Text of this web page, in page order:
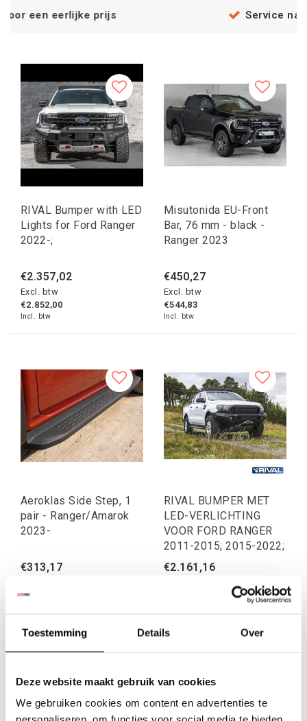
Toestemming Details Over
Deze website maakt gebruik van cookies
We gebruiken cookies om content en advertenties te
Service na verkoop
RIVAL Bumper with LED
Lights for Ford Ranger
2022-;
€2.357,02
Excl. btw
€2.852,00
Incl. btw
Misutonida EU-Front
Bar, 76 mm - black -
Ranger 2023
€450,27
Excl. btw
€544,83
Incl. btw
Aeroklas Side Step, 1
pair - Ranger/Amarok
2023-
€313,17
€378,93
RIVAL BUMPER MET
LED-VERLICHTING
VOOR FORD RANGER
2011-2015; 2015-2022;
€2.161,16
Je kent het moment: de laatste kilometers over een bosweg,
de zon zakt, en je wil gewoon stoppen en rust nemen. Met
een daktent hoeft dat niet te betekenen dat je nog op zoek